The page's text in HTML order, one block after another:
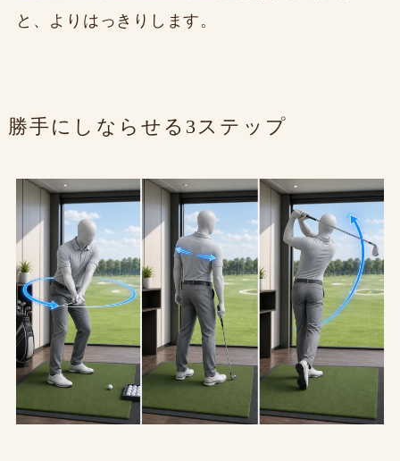
と、よりはっきりします。
勝手にしならせる3ステップ